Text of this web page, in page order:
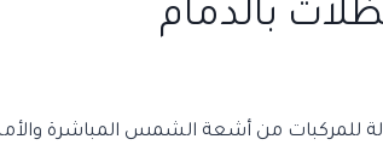
بالدمام
للمركبات من أشعة الشمس المباشرة